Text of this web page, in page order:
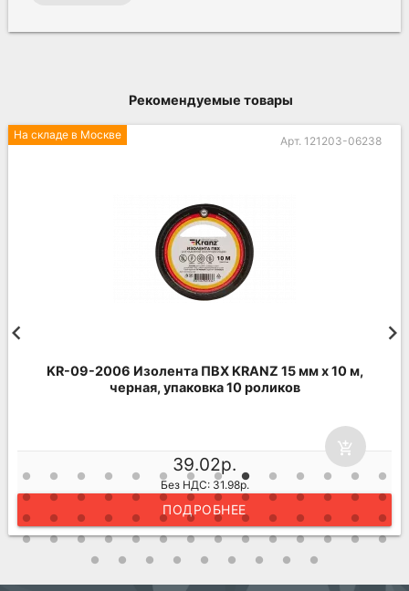
Рекомендуемые товары
На складе в Москве Арт. 121203-06238
KR-09-2006 Изолента ПВХ KRANZ 15 мм х 10 м,
черная, упаковка 10 роликов
add_shopping_cart
39.02р.
Без НДС: 31.98р.
ПОДРОБНЕЕ